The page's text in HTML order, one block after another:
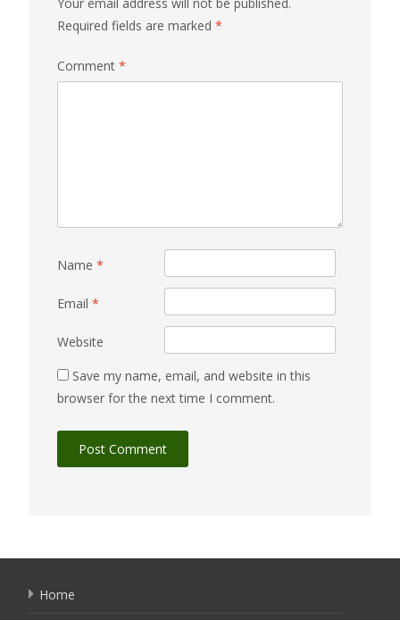
Required fields are marked *
Comment *
Name *
Email *
Website
Save my name, email, and website in this
browser for the next time I comment.
Home